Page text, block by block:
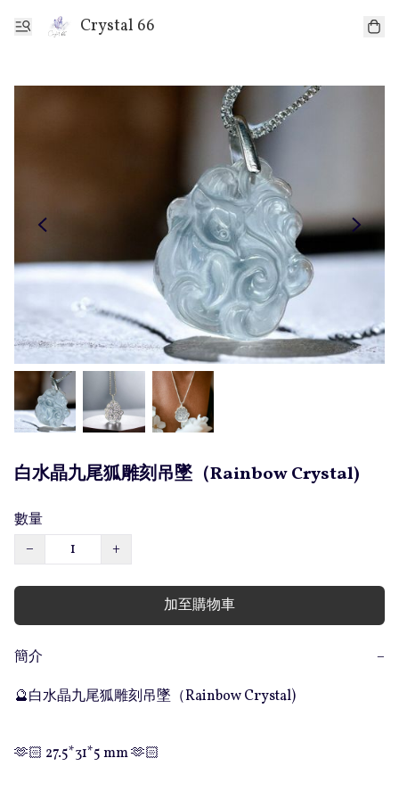
Crystal 66
白水晶九尾狐雕刻吊墜（Rainbow Crystal)
數量
−
+
加至購物車
簡介
−
🔮白水晶九尾狐雕刻吊墜（Rainbow Crystal)
🫶🏻 27.5*31*5 mm 🫶🏻